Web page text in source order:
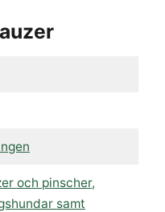
och pinscher,
samt